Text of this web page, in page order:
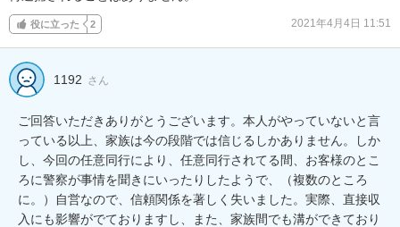
役に立った 2 2021年4月4日 11:51
1192 さん
ご回答いただきありがとうございます。本人がやっていないと言
っている以上、家族は今の段階では信じるしかありません。しか
し、今回の任意同行により、任意同行されてる間、お客様のとこ
ろに警察が事情を聞きにいったりしたようで、（複数のところ
に。）自営なので、信頼関係を著しく失いました。実際、直接収
入にも影響がでておりますし、また、家族間でも溝ができており